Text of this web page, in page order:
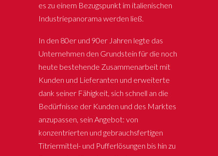
es zu einem Bezugspunkt im italienischen
Industriepanorama werden ließ.
In den 80er und 90er Jahren legte das
Unternehmen den Grundstein für die noch
heute bestehende Zusammenarbeit mit
Kunden und Lieferanten und erweiterte
dank seiner Fähigkeit, sich schnell an die
Bedürfnisse der Kunden und des Marktes
anzupassen, sein Angebot: von
konzentrierten und gebrauchsfertigen
Titriermittel- und Pufferlösungen bis hin zu